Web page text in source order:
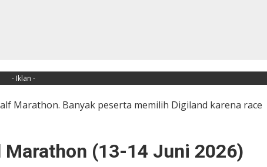
- Iklan -
Marathon. Banyak peserta memilih Digiland karena race
(13-14 Juni 2026)